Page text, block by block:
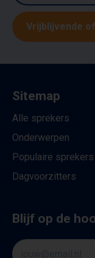
Vrijblijvende
Sitemap
Alle sprekers
Onderwerpen
Populaire sprekers
Dagvoorzitters
Blijf op de